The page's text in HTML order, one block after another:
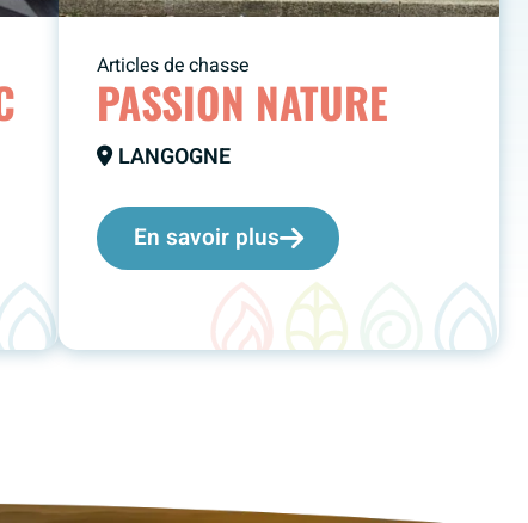
Articles de chasse
PASSION NATURE
LANGOGNE
En savoir plus